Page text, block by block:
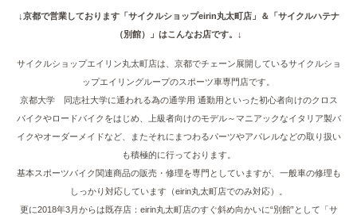
↓京都で営業しております「サイクルショップeirin丸太町店」＆「サイクルハテナ
（別館）」はこんなお店です。↓
サイクルショップエイリン丸太町店は、京都でチェーン展開しているサイクルショ
ップエイリングループのスポーツ車専門店です。
京都大学 同志社大学に通われる為の通学用 通勤用といった初心者向けのクロス
バイクやロードバイクをはじめ、上級者向けのモデル～マニアックなイタリア製バ
イクやオーダーメイドなど、またそれにまつわるパーツやアパレルなどの取り扱い
も積極的に行っております。
基本スポーツバイク関連商品の販売・修理を専門としていますが、一般車の修理も
しっかり対応しています（eirin丸太町店でのみ対応）。
更に2018年3月からは既存店：eirin丸太町店のすぐ斜め向かいに“別館”として「サ